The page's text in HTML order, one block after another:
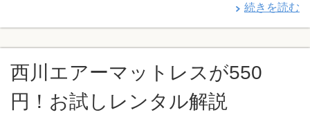
続きを読む
西川エアーマットレスが550
円！お試しレンタル解説